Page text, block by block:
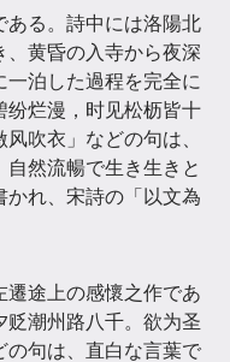
ある。詩中には洛陽北
、黄昏の入寺から夜深
泊した過程を完全に
纷烂漫，时见松枥皆十
吹衣」などの句は、
然流暢で生き生きと
かれ、宋詩の「以文為
遷途上の感懷之作であ
贬潮州路八千。欲为圣
の句は、直白な言葉で